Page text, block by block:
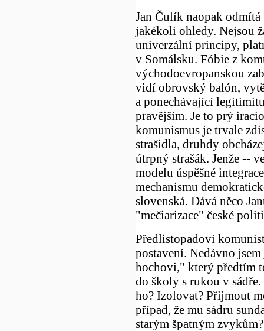
Jan Čulík naopak
jakékoli ohledy. Nejsou
univerzální principy,
v Somálsku. Fóbie z
východoevropanskou
vidí obrovský balón,
a ponechávající
pravějším. Je to prý
komunismus je trvale
strašidla, druhdy
útrpný strašák. Jenže --
modelu úspěšné
mechanismu
slovenská. Dává něco
"mečiarizace" české
Předlistopadoví
postavení. Nedávno
hochovi," který předtím
do školy s rukou v
ho? Izolovat? Přijmout
případ, že mu sádru
starým špatným zvykům?